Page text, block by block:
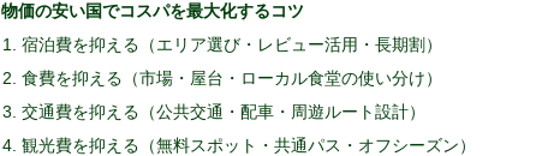
物価の安い国でコスパを最大化するコツ
宿泊費を抑える（エリア選び・レビュー活用・長期割）
食費を抑える（市場・屋台・ローカル食堂の使い分け）
交通費を抑える（公共交通・配車・周遊ルート設計）
観光費を抑える（無料スポット・共通パス・オフシーズン）